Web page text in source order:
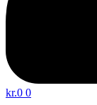
kr.0 0